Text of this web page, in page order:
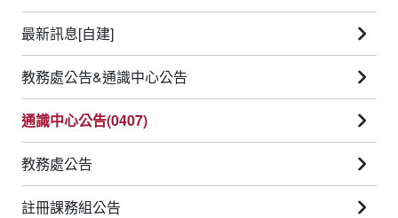
最新訊息[自建]
教務處公告&通識中心公告
通識中心公告(0407)
教務處公告
註冊課務組公告